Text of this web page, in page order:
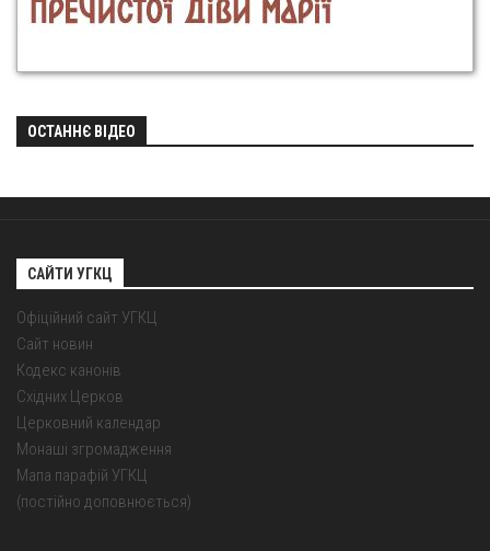
ОСТАННЄ ВІДЕО
САЙТИ УГКЦ
Офіційний сайт УГКЦ
Сайт новин
Кодекс канонів
Східних Церков
Церковний календар
Монаші згромадження
Мапа парафій УГКЦ
(постійно доповнюється)